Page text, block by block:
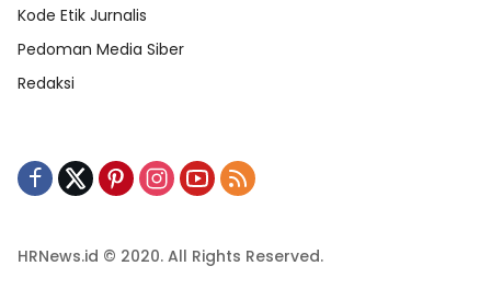
Kode Etik Jurnalis
Pedoman Media Siber
Redaksi
HRNews.id © 2020. All Rights Reserved.